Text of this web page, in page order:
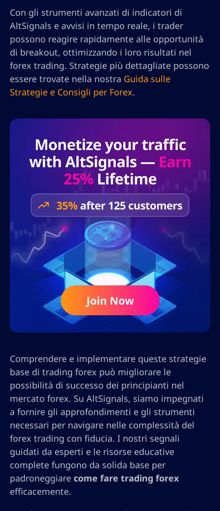
Con gli strumenti avanzati di indicatori di
AltSignals e avvisi in tempo reale, i trader
possono reagire rapidamente alle opportunità
di breakout, ottimizzando i loro risultati nel
forex trading. Strategie più dettagliate possono
essere trovate nella nostra Guida sulle
Strategie e Consigli per Forex.
Comprendere e implementare queste strategie
base di trading forex può migliorare le
possibilità di successo dei principianti nel
mercato forex. Su AltSignals, siamo impegnati
a fornire gli approfondimenti e gli strumenti
necessari per navigare nelle complessità del
forex trading con fiducia. I nostri segnali
guidati da esperti e le risorse educative
complete fungono da solida base per
padroneggiare come fare trading forex
efficacemente.